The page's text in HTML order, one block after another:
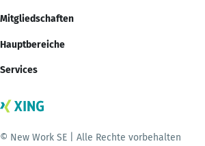
Mitgliedschaften
Hauptbereiche
Services
© New Work SE | Alle Rechte vorbehalten